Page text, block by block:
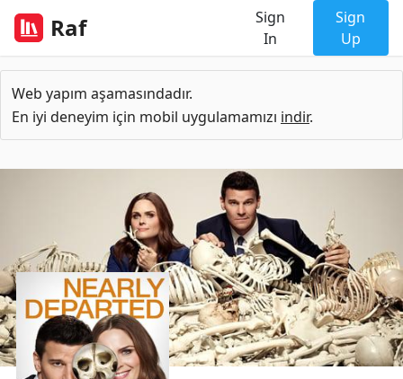
Raf
Sign
In
Sign
Up
Web yapım aşamasındadır.
En iyi deneyim için mobil uygulamamızı indir.